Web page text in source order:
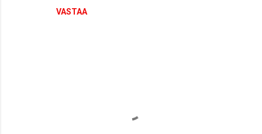
VASTAA